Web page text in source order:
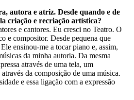
autora e atriz. Desde quando e de
criação e recriação artística?
e cantores. Eu cresci no Teatro. O
e compositor. Desde pequena que
ensinou-me a tocar piano e, assim,
da minha autoria. Da mesma
através de uma tela, um
da composição de uma música.
e essa ligação com a expressão